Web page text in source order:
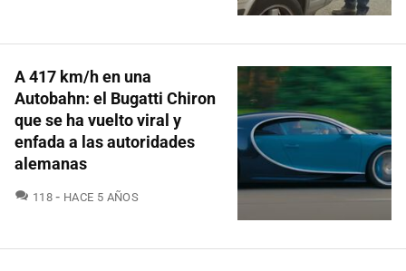
A 417 km/h en una
Autobahn: el Bugatti Chiron
que se ha vuelto viral y
enfada a las autoridades
alemanas
118COMENTARIOS
HACE 5 AÑOS